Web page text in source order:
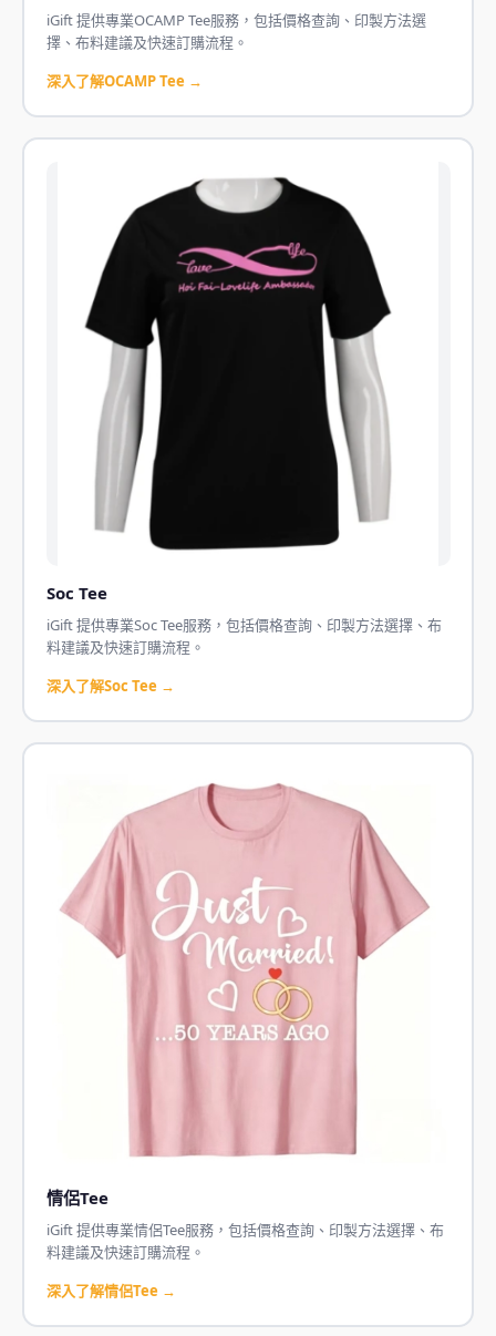
iGift 提供專業OCAMP Tee服務，包括價格查詢、印製方法選
擇、布料建議及快速訂購流程。
深入了解OCAMP Tee →
Soc Tee
iGift 提供專業Soc Tee服務，包括價格查詢、印製方法選擇、布
料建議及快速訂購流程。
深入了解Soc Tee →
情侶Tee
iGift 提供專業情侶Tee服務，包括價格查詢、印製方法選擇、布
料建議及快速訂購流程。
深入了解情侶Tee →